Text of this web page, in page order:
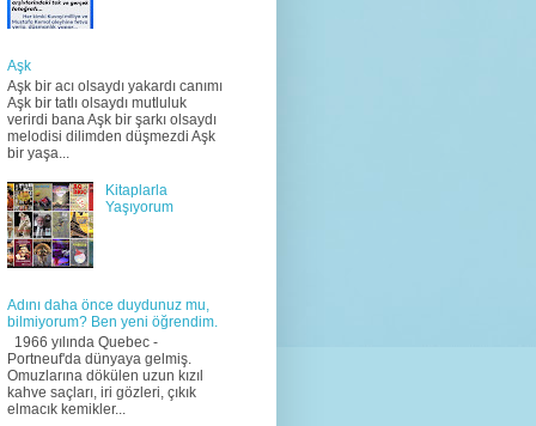
Aşk
Aşk bir acı olsaydı yakardı canımı
Aşk bir tatlı olsaydı mutluluk
verirdi bana Aşk bir şarkı olsaydı
melodisi dilimden düşmezdi Aşk
bir yaşa...
Kitaplarla
Yaşıyorum
Adını daha önce duydunuz mu,
bilmiyorum? Ben yeni öğrendim.
1966 yılında Quebec -
Portneuf'da dünyaya gelmiş.
Omuzlarına dökülen uzun kızıl
kahve saçları, iri gözleri, çıkık
elmacık kemikler...